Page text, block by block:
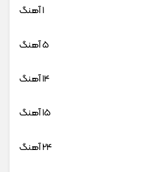
1 آهنگ
5 آهنگ
14 آهنگ
15 آهنگ
24 آهنگ